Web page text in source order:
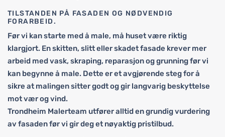
TILSTANDEN PÅ FASADEN OG NØDVENDIG
FORARBEID.
Før vi kan starte med å male, må huset være riktig
klargjort. En skitten, slitt eller skadet fasade krever mer
arbeid med vask, skraping, reparasjon og grunning før vi
kan begynne å male. Dette er et avgjørende steg for å
sikre at malingen sitter godt og gir langvarig beskyttelse
mot vær og vind.
Trondheim Malerteam utfører alltid en grundig vurdering
av fasaden før vi gir deg et nøyaktig pristilbud.